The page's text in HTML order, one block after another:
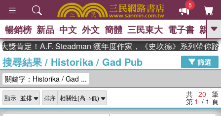
5
GO
熱搜： 東野圭吾 高希均教授回憶錄
、 The Odyssey 、 父親節 、 如果歷
獎 臺灣漫遊錄 、 方念華 、 台灣的李
登輝時代
數學女孩：黎曼猜想 、
偉大的迷走神經
暢銷榜 新品 中文 外文 簡體 三民東大 電子書 親子
肯定！A.F. Steadman 獲年度作家，《史坎德》系列帶你踏上
搜尋結果/ Historika / Gad Pub
篩選
關鍵字：Historika / Gad ...
顯示 排序 共 20 筆
第 1 / 1 頁